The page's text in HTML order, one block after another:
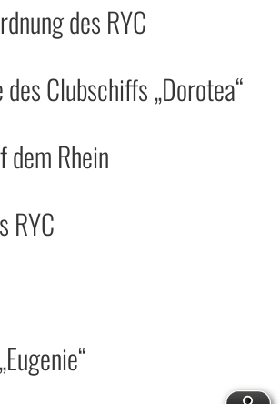
des RYC
Clubschiffs „Dorotea“
dem Rhein
RYC